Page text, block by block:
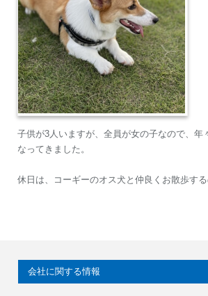
子供が3人いますが、全員が女の子なので、年
なってきました。
休日は、コーギーのオス犬と仲良くお散歩する
会社に関する情報